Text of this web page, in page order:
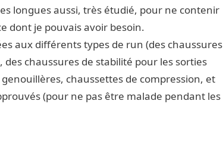
longues aussi, très étudié, pour ne contenir
dont je pouvais avoir besoin.
aux différents types de run (des chaussures
chaussures de stabilité pour les sorties
chaussettes de compression, et
(pour ne pas être malade pendant les